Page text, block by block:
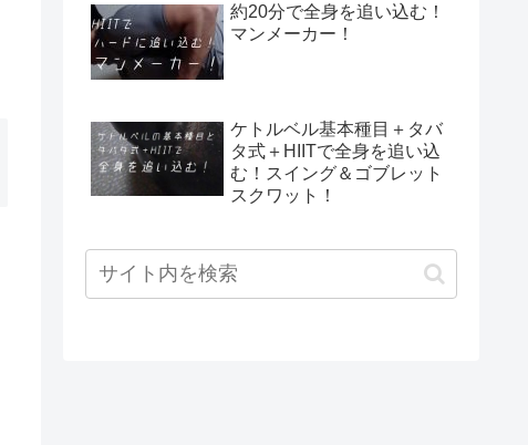
約20分で全身を追い込む！
マンメーカー！
ケトルベル基本種目＋タバ
タ式＋HIITで全身を追い込
む！スイング＆ゴブレット
スクワット！